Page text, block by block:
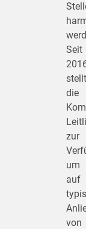
Seit
stellt
die
zur
um
auf
von